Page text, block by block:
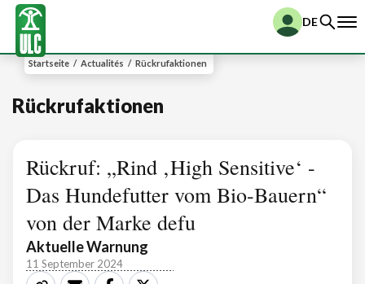
DE
Startseite / Actualités / Rückrufaktionen
Rückrufaktionen
Rückruf: „Rind ‚High Sensitive‘ -
Das Hundefutter vom Bio-Bauern“
von der Marke defu
Aktuelle Warnung
11 September 2024